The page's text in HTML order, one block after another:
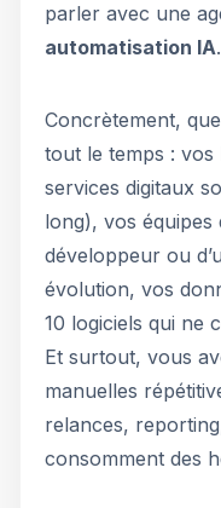
parler avec une
automatisation IA.
Concrètement,
tout le temps : vos
services digitaux
long), vos équipes
développeur ou
évolution, vos
10 logiciels qui ne
Et surtout, vous
manuelles
relances,
consomment des